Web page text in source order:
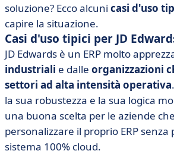
soluzione? Ecco alcuni casi d'uso
capire la situazione.
Casi d'uso tipici per JD
JD Edwards è un ERP molto
industriali e dalle organizzazioni
settori ad alta intensità operativa
la sua robustezza e la sua logica
una buona scelta per le aziende
personalizzare il proprio ERP senza
sistema 100% cloud.